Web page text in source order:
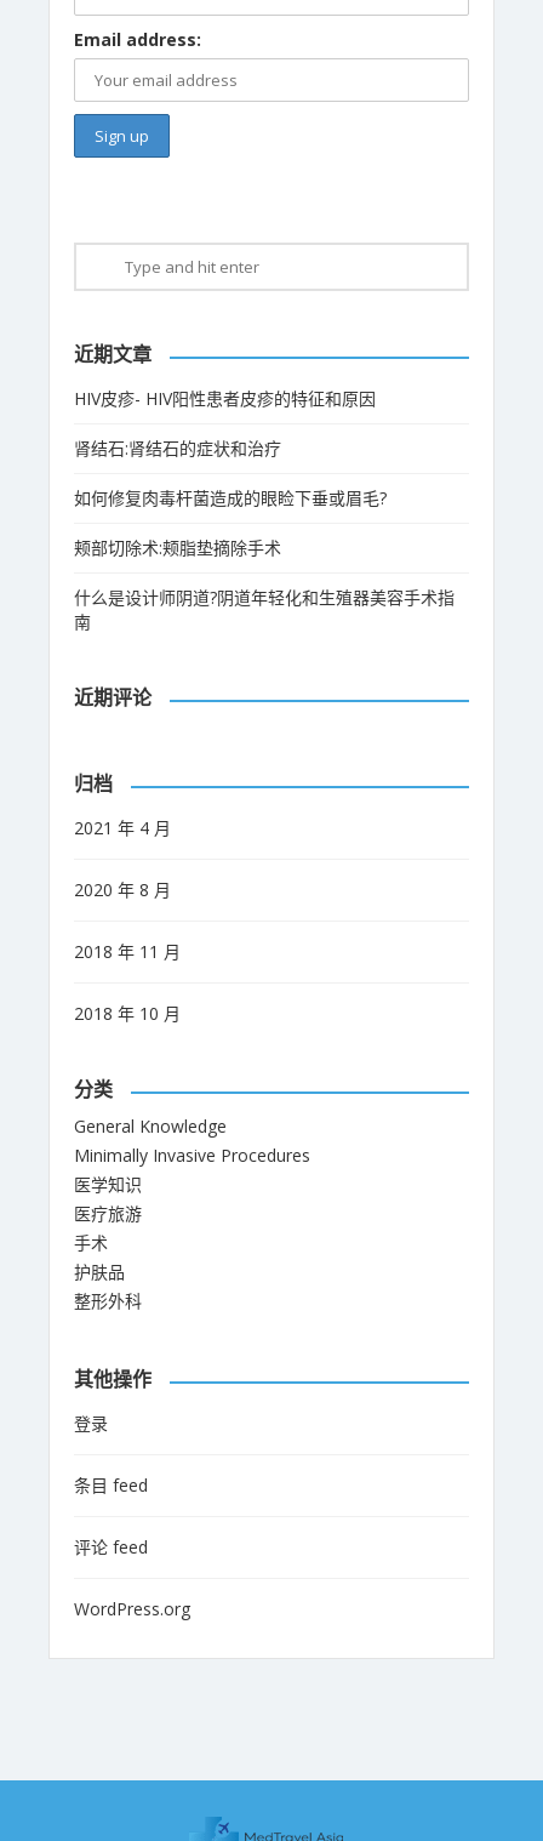
Email address:
近期文章
HIV皮疹- HIV阳性患者皮疹的特征和原因
肾结石:肾结石的症状和治疗
如何修复肉毒杆菌造成的眼睑下垂或眉毛?
颊部切除术:颊脂垫摘除手术
什么是设计师阴道?阴道年轻化和生殖器美容手术指
南
近期评论
归档
2021 年 4 月
2020 年 8 月
2018 年 11 月
2018 年 10 月
分类
General Knowledge
Minimally Invasive Procedures
医学知识
医疗旅游
手术
护肤品
整形外科
其他操作
登录
条目 feed
评论 feed
WordPress.org